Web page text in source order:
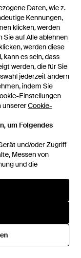
Daten, wie z.
Kennungen,
klicken, werden
Sie auf Alle ablehnen
werden diese
kann es sein, dass
werden, die für Sie
jederzeit ändern
indem Sie
Einstellungen
unsererCookie-
um Folgendes
und/oder Zugriff
Messen von
und die
Daten, wie z.
Kennungen,
klicken, werden
Sie auf Alle ablehnen
werden diese
kann es sein, dass
werden, die für Sie
jederzeit ändern
indem Sie
Einstellungen
unsererCookie-
um Folgendes
und/oder Zugriff
Messen von
und die
Opyum - Mettallic